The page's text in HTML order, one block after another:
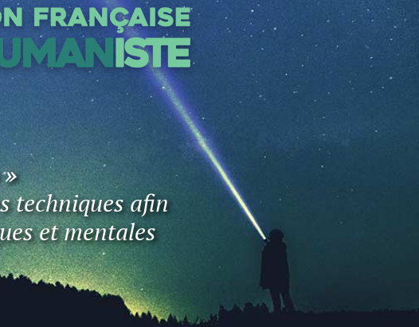
techniques afin
et mentales